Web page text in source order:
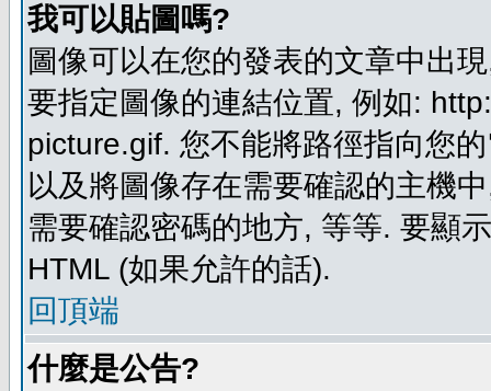
我可以貼圖嗎?
圖像可以在您的發表的文章中出
要指定圖像的連結位置, 例如:
picture.gif. 您不能將路徑指向您
以及將圖像存在需要確認的主機
需要確認密碼的地方, 等等. 要顯
HTML (如果允許的話).
回頂端
什麼是公告?